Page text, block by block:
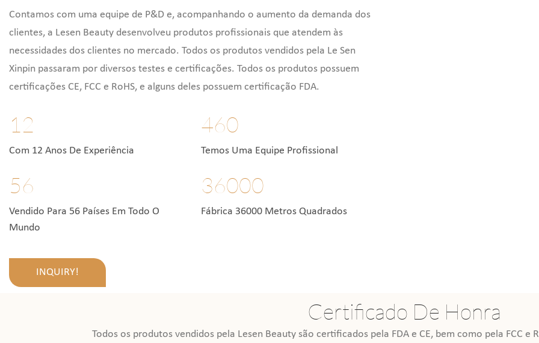
Contamos com uma equipe de P&D e, acompanhando o aumento da demanda dos
clientes, a Lesen Beauty desenvolveu produtos profissionais que atendem às
necessidades dos clientes no mercado. Todos os produtos vendidos pela Le Sen
Xinpin passaram por diversos testes e certificações. Todos os produtos possuem
certificações CE, FCC e RoHS, e alguns deles possuem certificação FDA.
12
Com 12 Anos De Experiência
460
Temos Uma Equipe Profissional
56
Vendido Para 56 Países Em Todo O
Mundo
36000
Fábrica 36000 Metros Quadrados
INQUIRY!
Certificado De Honra
Todos os produtos vendidos pela Lesen Beauty são certificados pela FDA e CE, bem como pela FCC e